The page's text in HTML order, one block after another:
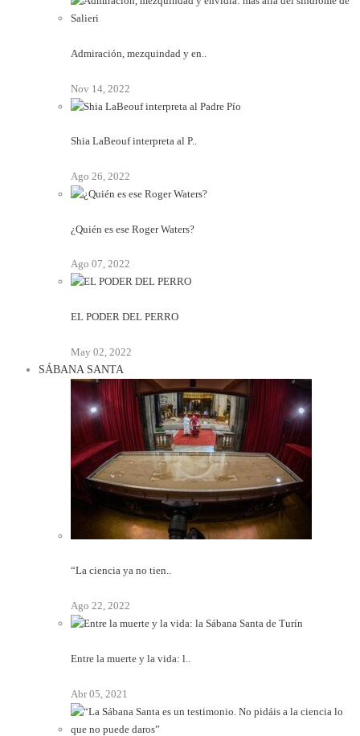
Admiración, mezquindad y en..
Nov 14, 2022
Shia LaBeouf interpreta al P..
Ago 26, 2022
¿Quién es ese Roger Waters?
Ago 07, 2022
EL PODER DEL PERRO
May 02, 2022
SÁBANA SANTA
“La ciencia ya no tien..
Ago 22, 2022
Entre la muerte y la vida: l..
Abr 05, 2021